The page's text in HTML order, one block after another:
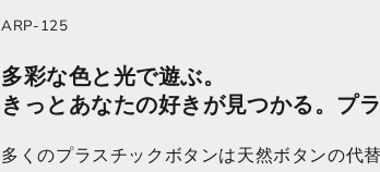
ARP-125
多彩な色と光で遊ぶ。
きっとあなたの好きが見つかる。プ
多くのプラスチックボタンは天然ボタンの代